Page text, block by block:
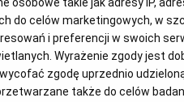
startujący do
tzw "progi
do celów marketingowych, w
i preferencji w swoich
Wyrażenie zgody jest
zgodę uprzednio
także do celów